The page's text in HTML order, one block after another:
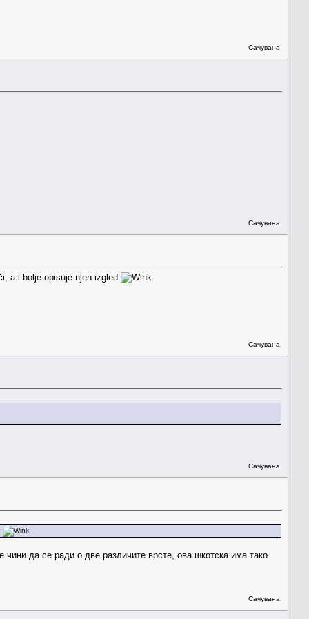
Сачувана
Сачувана
a i bolje opisuje njen izgled
Сачувана
Сачувана
да се ради о две различите врсте, ова шкотска има тако
Сачувана